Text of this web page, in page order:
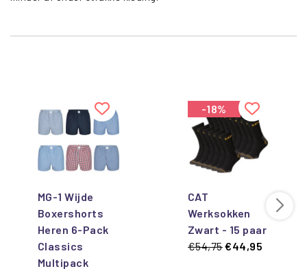
MG-1 Wijde
Boxershorts
Heren 6-Pack
Classics
Multipack
-18%
CAT
Werksokken
Zwart - 15 paar
€54,75€44,95